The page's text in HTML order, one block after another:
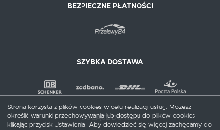
BEZPIECZNE PŁATNOŚCI
SZYBKA DOSTAWA
DOŁĄCZ DO NAS
Strona korzysta z plików cookies w celu realizacji usług. Możesz
określić warunki przechowywania lub dostępu do plików cookies
klikając przycisk Ustawienia. Aby dowiedzieć się więcej zachęcamy do